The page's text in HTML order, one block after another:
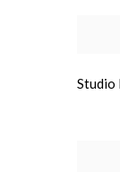
Studio